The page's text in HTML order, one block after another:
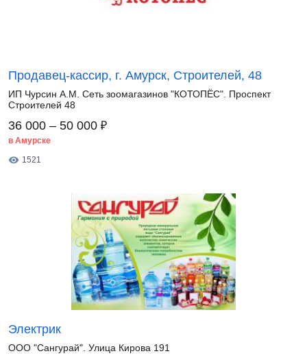
Продавец-кассир, г. Амурск, Строителей, 48
ИП Чурсин А.М. Сеть зоомагазинов "КОТОПЁС". Проспект
Строителей 48
36 000 – 50 000 ₽
в Амурске
1521
Электрик
ООО "Сангурай". Улица Кирова 191